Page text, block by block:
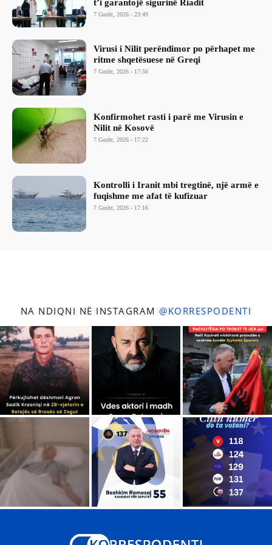
t’i garantojë sigurinë Riadit
7 Gusht, 2026 - 23:49
Virusi i Nilit perëndimor po përhapet me
ritme shqetësuese në Greqi
7 Gusht, 2026 - 17:56
Konfirmohet rasti i parë me Virusin e
Nilit në Kosovë
7 Gusht, 2026 - 17:22
Kontrolli i Iranit mbi tregtinë, një armë e
fuqishme me afat të kufizuar
7 Gusht, 2026 - 17:16
NA NDIQNI NË INSTAGRAM @KORRESPODENTI